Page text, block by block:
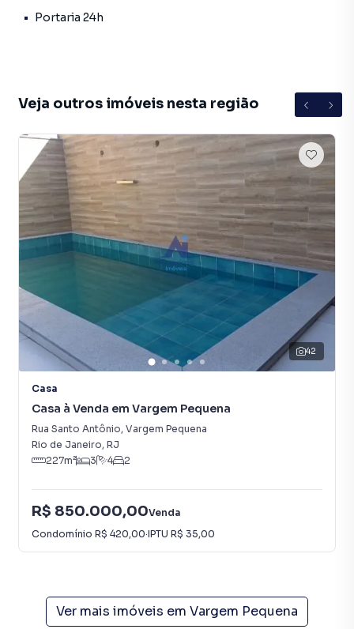
Portaria 24h
Veja outros imóveis nesta região
42
Casa
Casa à Venda em Vargem Pequena
Rua Santo Antônio, Vargem Pequena
Rio de Janeiro, RJ
227m² 3 4 2
R$ 850.000,00Venda
Condomínio R$ 420,00·IPTU R$ 35,00
Ver mais imóveis em Vargem Pequena